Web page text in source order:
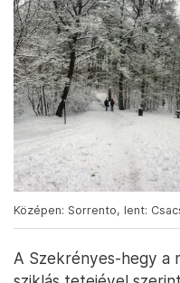
Középen: Sorrento, lent:
A Szekrényes-hegy a